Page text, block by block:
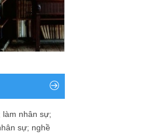
làm nhân sự;
sự; nghề